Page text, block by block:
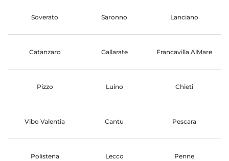
Soverato Saronno Lanciano
Catanzaro Gallarate Francavilla AlMare
Pizzo Luino Chieti
Vibo Valentia Cantu Pescara
Polistena Lecco Penne